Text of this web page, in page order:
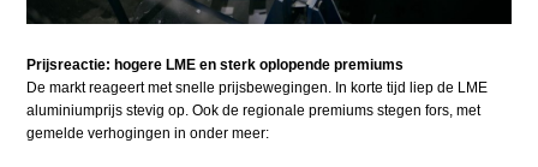
Prijsreactie: hogere LME en sterk oplopende premiums
De markt reageert met snelle prijsbewegingen. In korte tijd liep de LME
aluminiumprijs stevig op. Ook de regionale premiums stegen fors, met
gemelde verhogingen in onder meer: